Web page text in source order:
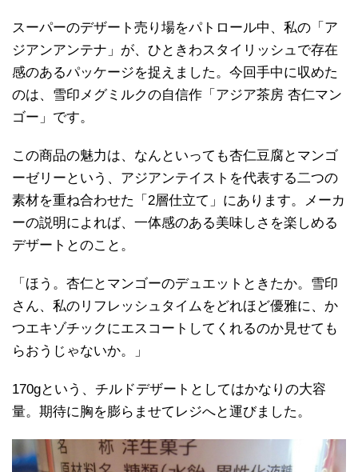
スーパーのデザート売り場をパトロール中、私の「ア
ジアンアンテナ」が、ひときわスタイリッシュで存在
感のあるパッケージを捉えました。今回手中に収めた
のは、雪印メグミルクの自信作「アジア茶房 杏仁マン
ゴー」です。
この商品の魅力は、なんといっても杏仁豆腐とマンゴ
ーゼリーという、アジアンテイストを代表する二つの
素材を重ね合わせた「2層仕立て」にあります。メーカ
ーの説明によれば、一体感のある美味しさを楽しめる
デザートとのこと。
「ほう。杏仁とマンゴーのデュエットときたか。雪印
さん、私のリフレッシュタイムをどれほど優雅に、か
つエキゾチックにエスコートしてくれるのか見せても
らおうじゃないか。」
170gという、チルドデザートとしてはかなりの大容
量。期待に胸を膨らませてレジへと運びました。